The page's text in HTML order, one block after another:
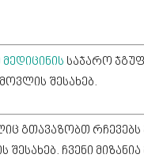
საჯარო
შესახებ.
გთავაზობთ
შესახებ. ჩვენი